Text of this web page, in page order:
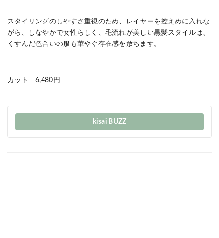
スタイリングのしやすさ重視のため、レイヤーを控えめに入れな
がら、しなやかで女性らしく、毛流れが美しい黒髪スタイルは、
くすんだ色合いの服も華やぐ存在感を放ちます。
カット 6,480円
kisai BUZZ